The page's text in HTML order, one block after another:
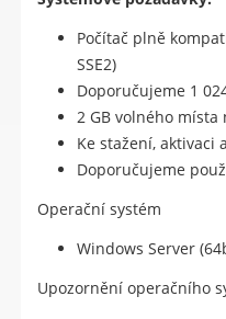
Počítač plně
SSE2)
Doporučujeme 1
2 GB volného místa
Ke stažení,
Doporučujeme
Operační systém
Windows Server
Upozornění operačního